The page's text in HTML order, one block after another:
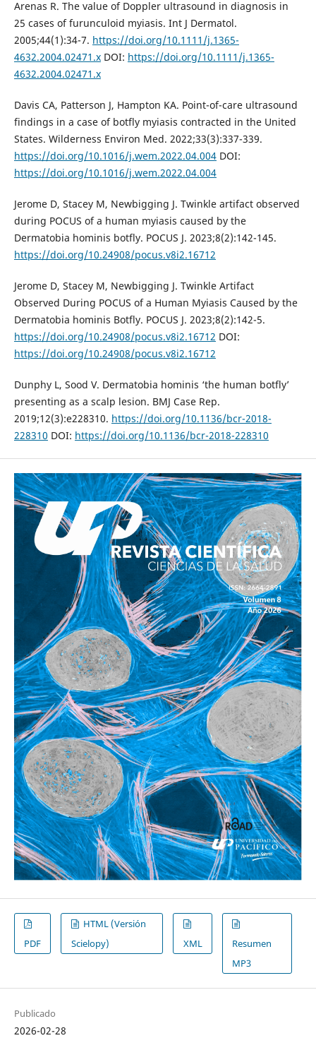
Arenas R. The value of Doppler ultrasound in diagnosis in
25 cases of furunculoid myiasis. Int J Dermatol.
2005;44(1):34-7. https://doi.org/10.1111/j.1365-
4632.2004.02471.xDOI: https://doi.org/10.1111/j.1365-
4632.2004.02471.x
Davis CA, Patterson J, Hampton KA. Point-of-care ultrasound
findings in a case of botfly myiasis contracted in the United
States. Wilderness Environ Med. 2022;33(3):337-339.
https://doi.org/10.1016/j.wem.2022.04.004DOI:
https://doi.org/10.1016/j.wem.2022.04.004
Jerome D, Stacey M, Newbigging J. Twinkle artifact observed
during POCUS of a human myiasis caused by the
Dermatobia hominis botfly. POCUS J. 2023;8(2):142-145.
https://doi.org/10.24908/pocus.v8i2.16712
Jerome D, Stacey M, Newbigging J. Twinkle Artifact
Observed During POCUS of a Human Myiasis Caused by the
Dermatobia hominis Botfly. POCUS J. 2023;8(2):142-5.
https://doi.org/10.24908/pocus.v8i2.16712 DOI:
https://doi.org/10.24908/pocus.v8i2.16712
Dunphy L, Sood V. Dermatobia hominis ‘the human botfly’
presenting as a scalp lesion. BMJ Case Rep.
2019;12(3):e228310. https://doi.org/10.1136/bcr-2018-
228310 DOI: https://doi.org/10.1136/bcr-2018-228310
PDF
HTML (Versión
Scielopy)
XML
Resumen
MP3
Publicado
2026-02-28